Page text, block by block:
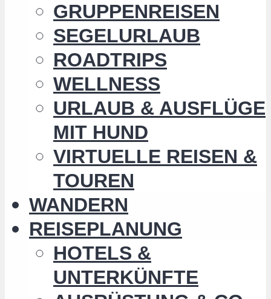
GRUPPENREISEN
SEGELURLAUB
ROADTRIPS
WELLNESS
URLAUB & AUSFLÜGE
MIT HUND
VIRTUELLE REISEN &
TOUREN
WANDERN
REISEPLANUNG
HOTELS &
UNTERKÜNFTE